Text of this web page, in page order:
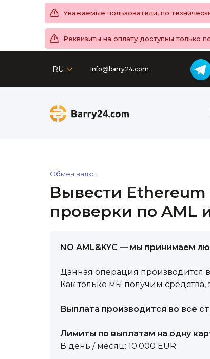
Уважаемые пользователи, по
Реквизиты на оплату доступны только
RU info@barry24.com
Обмен валют
Вывести Ethereum
проверки по AML
NO AML&KYC — мы принимаем
Данная операция производится
Как только мы получим средства,
Выплата производится во все
Лимиты по выплатам на одну
В день / месяц: 10.000 EUR